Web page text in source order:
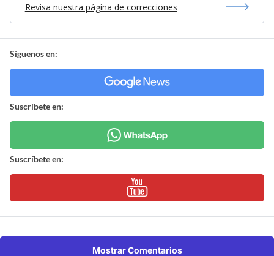
Revisa nuestra página de correcciones
Síguenos en:
Suscríbete en:
Suscríbete en:
Mostrar Comentarios